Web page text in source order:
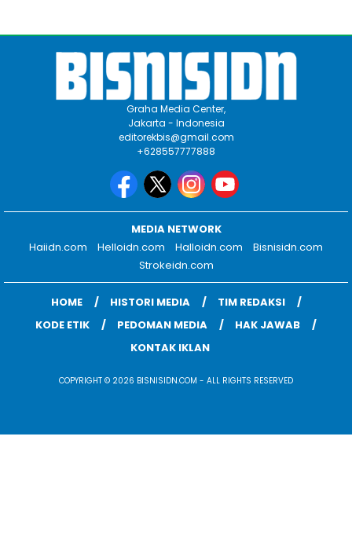
Graha Media Center,
Jakarta - Indonesia
editorekbis@gmail.com
+628557777888
MEDIA NETWORK
Haiidn.com
Helloidn.com Halloidn.com
Bisnisidn.com
Strokeidn.com
HOME HISTORI MEDIA
TIM REDAKSI
KODE ETIK
PEDOMAN MEDIA
HAK JAWAB
KONTAK IKLAN
COPYRIGHT © 2026 BISNISIDN.COM - ALL RIGHTS RESERVED